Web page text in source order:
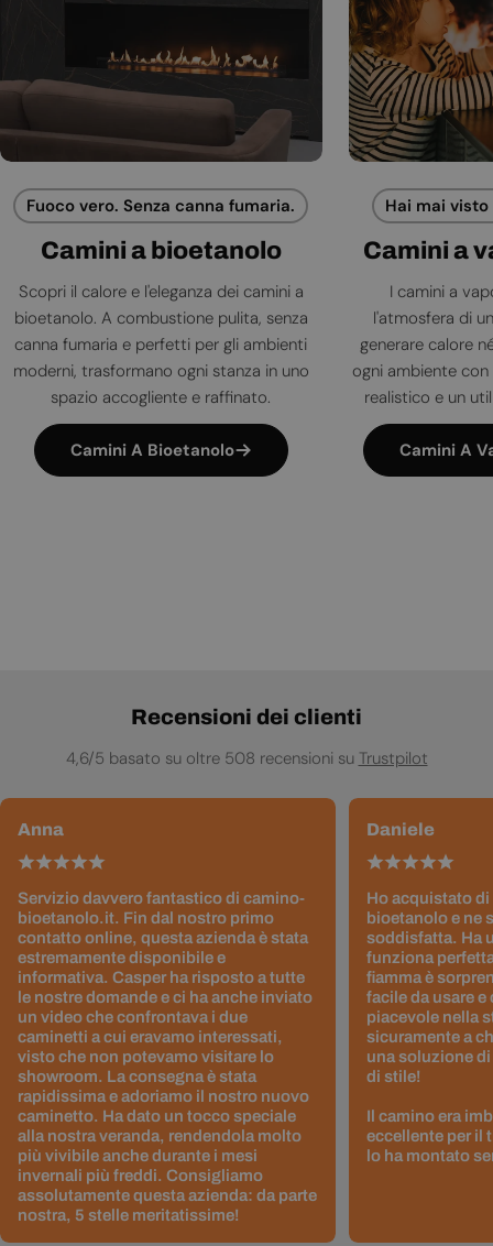
Fuoco vero. Senza canna fumaria.
Camini a bioetanolo
Scopri il calore e l'eleganza dei camini a
bioetanolo. A combustione pulita, senza
canna fumaria e perfetti per gli ambienti
moderni, trasformano ogni stanza in uno
spazio accogliente e raffinato.
Camini A Bioetanolo
Hai mai
Camini a
I camini a
l'atmosfera di
generare calore
ogni ambiente
realistico e un
Camini A
Recensioni dei clienti
4,6/5 basato su oltre 508 recensioni su Trustpilot
Anna
Servizio davvero fantastico di camino-
bioetanolo.it. Fin dal nostro primo
contatto online, questa azienda è stata
estremamente disponibile e
informativa. Casper ha risposto a tutte
le nostre domande e ci ha anche inviato
un video che confrontava i due
caminetti a cui eravamo interessati,
visto che non potevamo visitare lo
showroom. La consegna è stata
rapidissima e adoriamo il nostro nuovo
caminetto. Ha dato un tocco speciale
alla nostra veranda, rendendola molto
più vivibile anche durante i mesi
invernali più freddi. Consigliamo
assolutamente questa azienda: da parte
nostra, 5 stelle meritatissime!
Daniele
Ho acquistato di
bioetanolo e ne
soddisfatta. Ha
funziona
fiamma è
facile da usare e
piacevole nella
sicuramente a
una soluzione
di stile!
Il camino era
eccellente per il
lo ha montato